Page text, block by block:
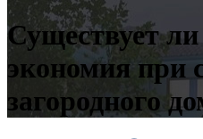
Существует
экономия при
загородного